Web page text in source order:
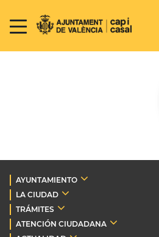
AYUNTAMIENTO
LA CIUDAD
TRÁMITES
ATENCIÓN CIUDADANA